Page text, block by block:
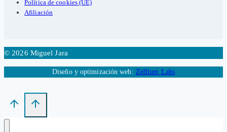
Política de cookies (UE)
Afiliación
© 2026 Miguel Jara
Diseño y optimización web: Zellium Labs